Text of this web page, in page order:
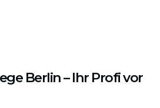
Berlin – Ihr Profi vor